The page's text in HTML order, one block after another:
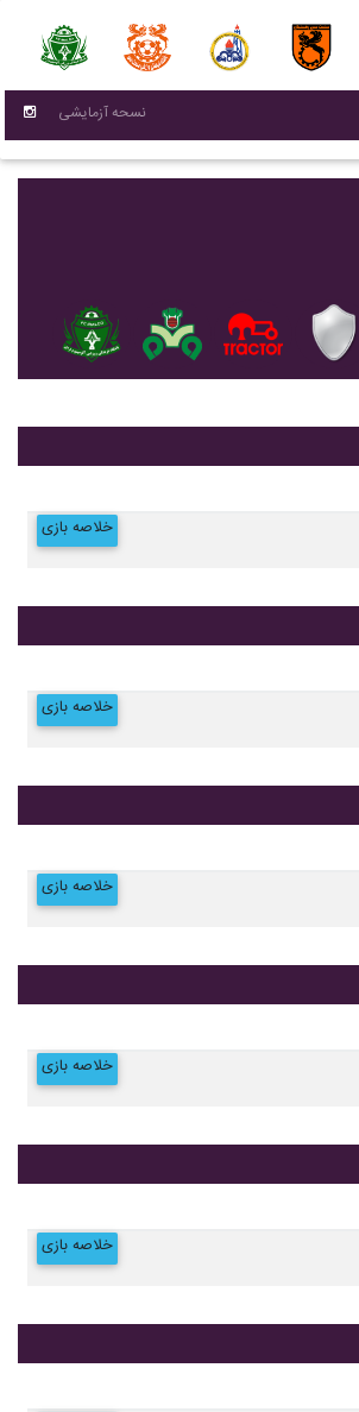
نسحه آزمایشی
خلاصه بازی
خلاصه بازی
خلاصه بازی
خلاصه بازی
خلاصه بازی